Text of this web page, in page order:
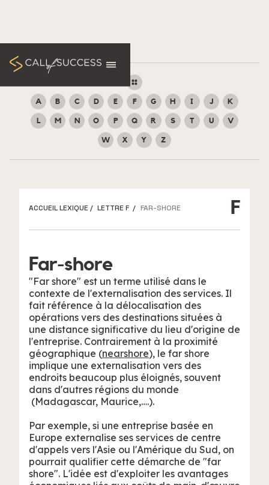
A B C D E F G H I J K
L M N O P Q R S T U V
W X Y Z
ACCUEIL LEXIQUE / LETTRE F / FAR-SHORE F
Far-shore
"Far shore" est un terme utilisé dans le
contexte de l'externalisation des services. Il
fait référence à la délocalisation des
opérations vers des destinations situées à
une distance significative du lieu d'origine de
l'entreprise. Contrairement à la proximité
géographique (nearshore), le far shore
implique une externalisation vers des
endroits beaucoup plus éloignés, souvent
dans d'autres régions du monde
(Madagascar, Maurice,….).
Par exemple, si une entreprise basée en
Europe externalise ses services de centre
d'appels vers l'Asie ou l'Amérique du Sud, on
pourrait qualifier cette démarche de "far
shore". L'idée est d'exploiter les avantages